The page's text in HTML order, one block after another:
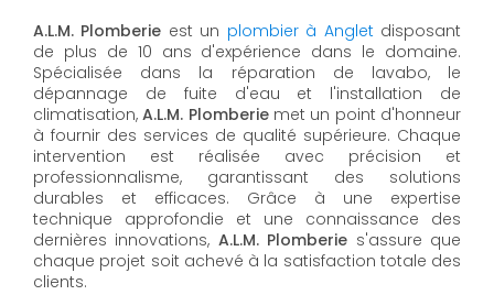
A.L.M. Plomberie est un plombier à Angletdisposant
de plus de 10 ans d'expérience dans le domaine.
Spécialisée dans la réparation de lavabo, le
dépannage de fuite d'eau et l'installation de
climatisation,A.L.M. Plomberiemet un point d'honneur
à fournir des services de qualité supérieure. Chaque
intervention est réalisée avec précision et
professionnalisme, garantissant des solutions
durables et efficaces. Grâce à une expertise
technique approfondie et une connaissance des
dernières innovations, A.L.M. Plomberie s'assure que
chaque projet soit achevé à la satisfaction totale des
clients.